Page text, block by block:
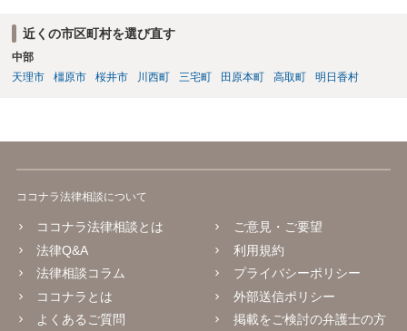
せない事情もあるかもしれないのでおひとりで行ってもらうほうがい
いかもしれません。 配偶者の債務がある状態で配偶者が亡くなると債
務を相談者様が相続するという状態になる（相続放棄などの亡くなっ
てからの方法もありますが）ため、相談者様にも関係することだとし
近くの市区町村を選び直す
中部
天理市
橿原市 桜井市 川西町 三宅町 田原本町 高取町 明日香村
ココナラ法律相談について
ココナラ法律相談とは
法律Q&A
法律相談コラム
ココナラとは
よくあるご質問
ご意見・ご要望
利用規約
プライバシーポリシー
外部送信ポリシー
掲載をご検討の弁護士の方